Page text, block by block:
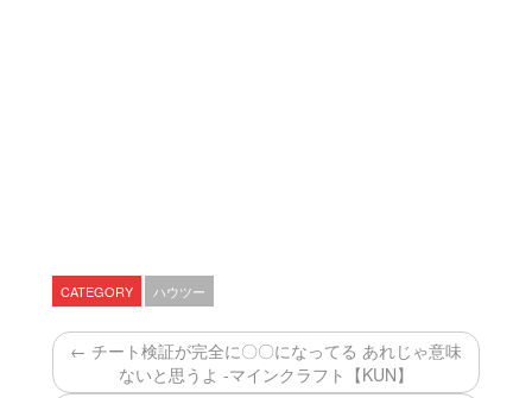
CATEGORY ハウツー
← チート検証が完全に〇〇になってる あれじゃ意味
ないと思うよ -マインクラフト【KUN】